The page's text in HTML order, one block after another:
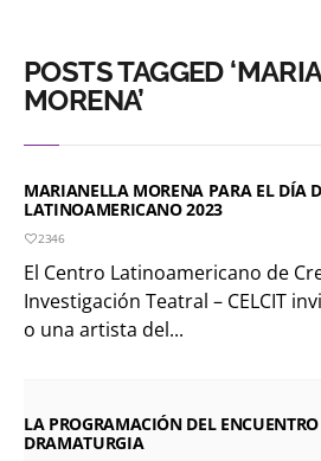
POSTS TAGGED
MORENA’
MARIANELLA MORENA PARA EL DÍA
LATINOAMERICANO 2023
2346
El Centro Latinoamericano de
Investigación Teatral – CELCIT
o una artista del...
LA PROGRAMACIÓN DEL
DRAMATURGIA